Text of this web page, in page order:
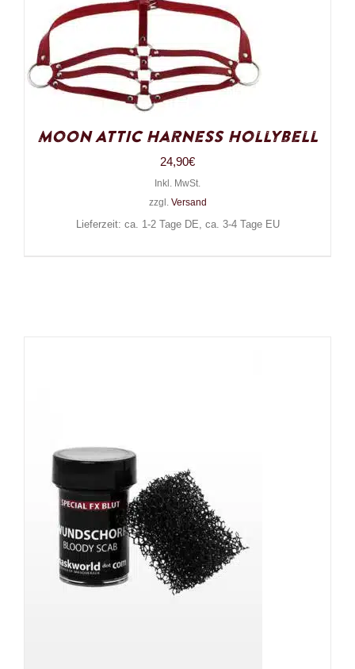
Moon Attic Harness Hollybell
24,90€
Inkl. MwSt.
zzgl. Versand
Lieferzeit: ca. 1-2 Tage DE, ca. 3-4 Tage EU